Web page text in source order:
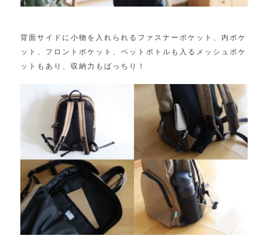
背面サイドに小物を入れられるファスナーポケット、内ポケ
ット、フロントポケット、ペットボトルも入るメッシュポケ
ットもあり、収納力もばっちり！